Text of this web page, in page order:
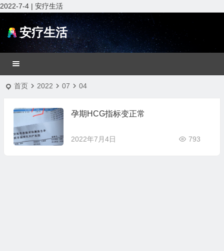
2022-7-4 | 安疗生活
安疗生活
首页 2022 07 04
孕期HCG指标变正常
2022年7月4日 793